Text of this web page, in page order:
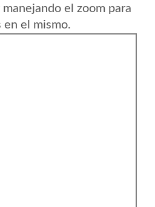
el zoom para
en el mismo.